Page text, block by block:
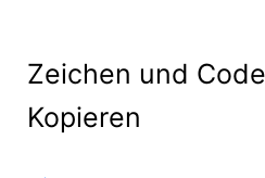
Zeichen und
Kopieren